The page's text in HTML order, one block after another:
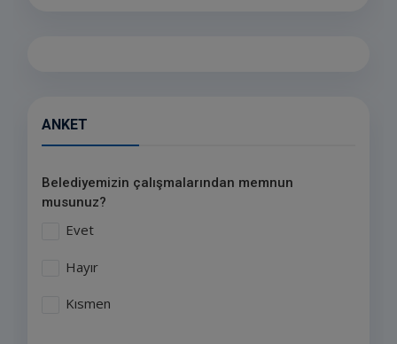
ANKET
Belediyemizin çalışmalarından memnun
musunuz?
Evet
Hayır
Kısmen